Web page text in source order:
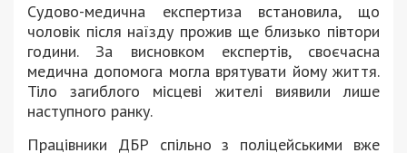
Судово-медична експертиза встановила, що
чоловік після наїзду прожив ще близько півтори
години. За висновком експертів, своєчасна
медична допомога могла врятувати йому життя.
Тіло загиблого місцеві жителі виявили лише
наступного ранку.
Працівники ДБР спільно з поліцейськими вже